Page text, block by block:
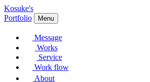
Kosuke's
Portfolio
Menu
Message
Works
Service
Work flow
About